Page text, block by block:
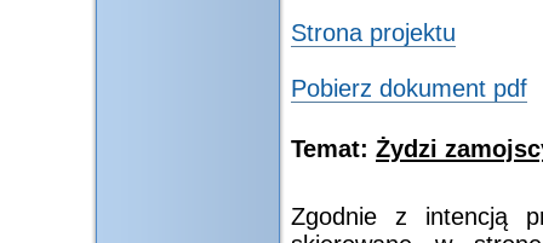
Strona projektu
Pobierz dokument pdf
Temat: Żydzi
Zgodnie z intencją